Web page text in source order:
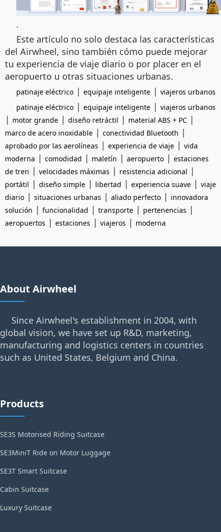
.
Este artículo no solo destaca las características
del Airwheel, sino también cómo puede mejorar
tu experiencia de viaje diario o por placer en el
aeropuerto u otras situaciones urbanas.
patinaje eléctrico | equipaje inteligente | viajeros urbanos
patinaje eléctrico | equipaje inteligente | viajeros urbanos
| motor grande | diseño retráctil | material ABS + PC |
marco de acero inoxidable | conectividad Bluetooth |
aprobado por las aerolíneas | experiencia de viaje | vida
moderna | comodidad | maletín | aeropuerto | estaciones
de tren | velocidades máximas | resistencia adicional |
portátil | diseño simple | libertad | experiencia suave | viaje
diario | situaciones urbanas | aliado perfecto | innovadora
solución | funcionalidad | transporte | pertenencias |
aeropuertos | estaciones | viajeros | moderna
About Airwheel
Since Airwheel's establishment in 2004, with
global vision, we have set up R&D, marketing,
manufacturing and logistics centers in countries
such as United States, Belgium and China.
Products
SE3S Motorised Riding Suitcase
SE3MiniT Ride on Motor Luggage
SE3T Smart Suitcase
Cabin Suitcase
Luxury Suitcase